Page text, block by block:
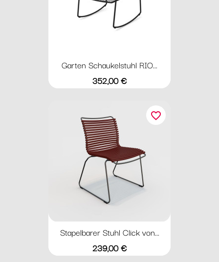
Garten Schaukelstuhl RIO...
Preis
352,00 €
Stapelbarer Stuhl Click von...
Preis
239,00 €
favorite_border